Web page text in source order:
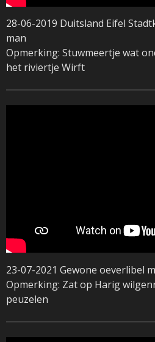
28-06-2019 Duitsland Eifel
man
Opmerking: Stuwmeertje wat
het riviertje Wirft
23-07-2021 Gewone oeverlibel
Opmerking: Zat op Harig
peuzelen